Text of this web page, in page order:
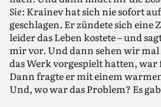
Sie: Krainev hat sich nie sofort
geschlagen. Er zündete sich eine
leider das Leben kostete – und
mir vor. Und dann sehen wir
das Werk vorgespielt hatten, war
Dann fragte er mit einem
Und, wo war das Problem? Es